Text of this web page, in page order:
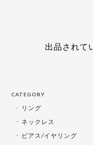
出品されて
CATEGORY
リング
ネックレス
ピアス/イヤリング